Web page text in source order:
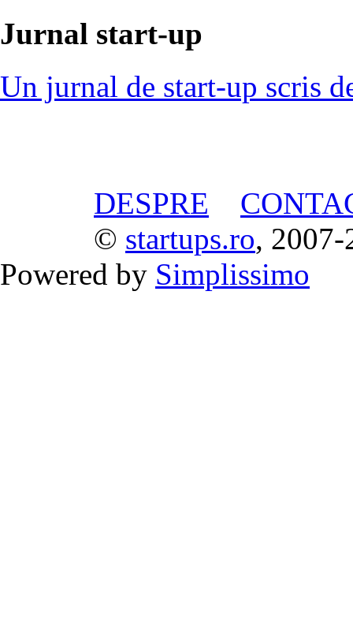
Jurnal start-up
Un jurnal de start-up scris
DESPRE
© startups.ro, 2007-
Powered by Simplissimo